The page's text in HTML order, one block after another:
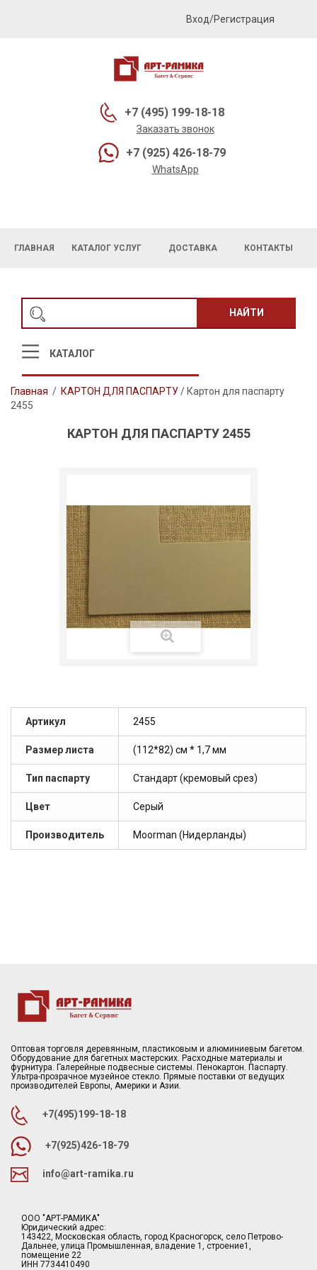
Вход/Регистрация
+7 (495) 199-18-18
Заказать звонок
+7 (925) 426-18-79
WhatsApp
ГЛАВНАЯ КАТАЛОГ УСЛУГ ДОСТАВКА КОНТАКТЫ
НАЙТИ
КАТАЛОГ
Главная / КАРТОН ДЛЯ ПАСПАРТУ/ Картон для паспарту
2455
КАРТОН ДЛЯ ПАСПАРТУ 2455
Артикул 2455
Размер листа (112*82) см * 1,7 мм
Тип паспарту Стандарт (кремовый срез)
Цвет Серый
Производитель Moorman (Нидерланды)
Оптовая торговля деревянным, пластиковым и алюминиевым багетом.
Оборудование для багетных мастерских. Расходные материалы и
фурнитура. Галерейные подвесные системы. Пенокартон. Паспарту.
Ультра-прозрачное музейное стекло. Прямые поставки от ведущих
производителей Европы, Америки и Азии.
+7(495)199-18-18
+7(925)426-18-79
info@art-ramika.ru
ООО "АРТ-РАМИКА"
Юридический адрес:
143422, Московская область, город Красногорск, село Петрово-
Дальнее, улица Промышленная, владение 1, строение1,
помещение 22
ИНН 7734410490